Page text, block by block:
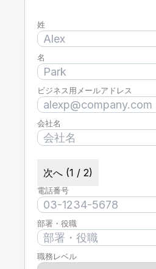
姓
名
ビジネス用メールアドレス
会社名
次へ (1 / 2)
電話番号
部署・役職
職務レベル